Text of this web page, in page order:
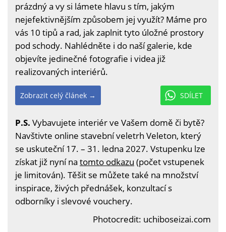
prázdný a vy si lámete hlavu s tím, jakým
nejefektivnějším způsobem jej využít? Máme pro
vás 10 tipů a rad, jak zaplnit tyto úložné prostory
pod schody. Nahlédněte i do naší galerie, kde
objevíte jedinečné fotografie i videa již
realizovaných interiérů.
SDÍLET
Zobrazit celý článek →
P.S. Vybavujete interiér ve Vašem domě či bytě?
Navštivte online stavební veletrh Veleton, který
se uskuteční 17. – 31. ledna 2027. Vstupenku lze
získat již nyní na tomto odkazu (počet vstupenek
je limitován). Těšit se můžete také na množství
inspirace, živých přednášek, konzultací s
odborníky i slevové vouchery.
Photocredit: uchiboseizai.com